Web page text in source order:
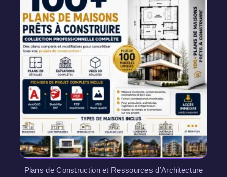
Plans de Construction et Ressources d’Architecture